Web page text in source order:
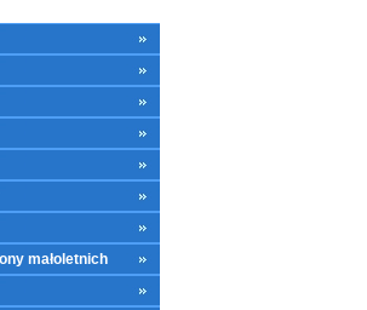
małoletnich